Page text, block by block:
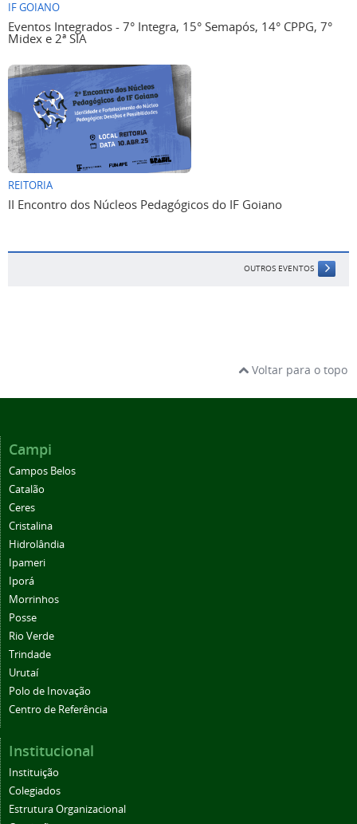
IF GOIANO
Eventos Integrados - 7° Integra, 15° Semapós, 14° CPPG, 7°
Midex e 2ª SIA
REITORIA
II Encontro dos Núcleos Pedagógicos do IF Goiano
OUTROS EVENTOS
Voltar para o topo
Campi
Campos Belos
Catalão
Ceres
Cristalina
Hidrolândia
Ipameri
Iporá
Morrinhos
Posse
Rio Verde
Trindade
Urutaí
Polo de Inovação
Centro de Referência
Institucional
Instituição
Colegiados
Estrutura Organizacional